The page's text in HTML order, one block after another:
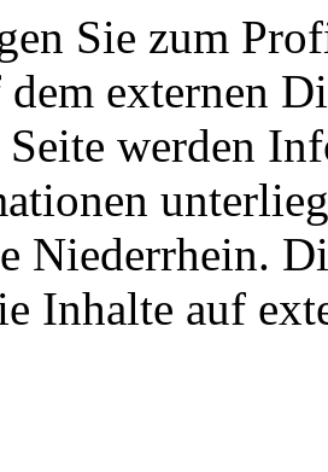
Sie zum
externen
werden
Niederrhein.
Inhalte auf